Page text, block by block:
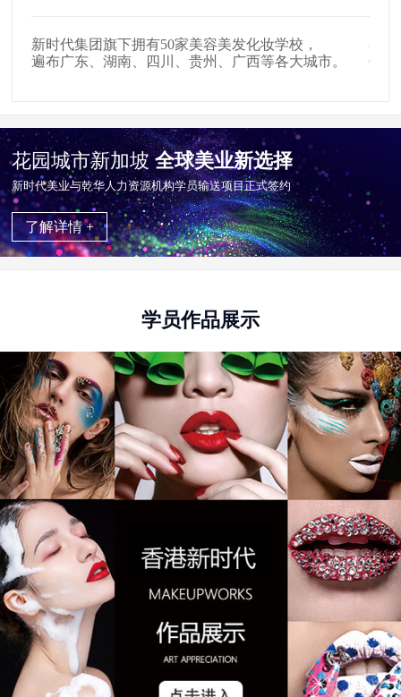
新时代集团旗下拥有50家美容美发化妆学校，
遍布广东、湖南、四川、贵州、广西等各大城市。
在全
654
花园城市新加坡全球美业新选择
新时代美业与乾华⼈⼒资源机构学员输送项目正式签约
了解详情 +
学员作品展示